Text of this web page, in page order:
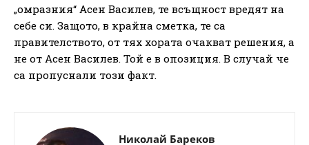
„омразния“ Асен Василев, те всъщност вредят на
себе си. Защото, в крайна сметка, те са
правителството, от тях хората очакват решения, а
не от Асен Василев. Той е в опозиция. В случай че
са пропуснали този факт.
Николай Бареков